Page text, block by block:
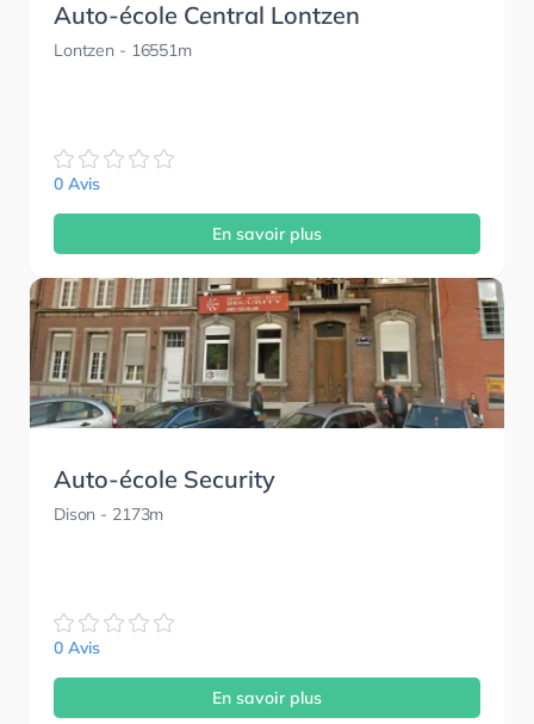
Auto-école Central Lontzen
Lontzen - 16551m
0 Avis
En savoir plus
Auto-école Security
Dison - 2173m
0 Avis
En savoir plus